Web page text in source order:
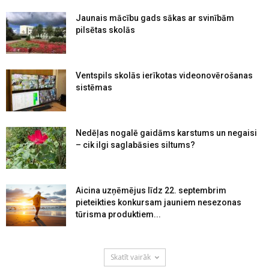
Jaunais mācību gads sākas ar svinībām
pilsētas skolās
Ventspils skolās ierīkotas videonovērošanas
sistēmas
Nedēļas nogalē gaidāms karstums un negaisi
– cik ilgi saglabāsies siltums?
Aicina uzņēmējus līdz 22. septembrim
pieteikties konkursam jauniem nesezonas
tūrisma produktiem...
Skatīt vairāk